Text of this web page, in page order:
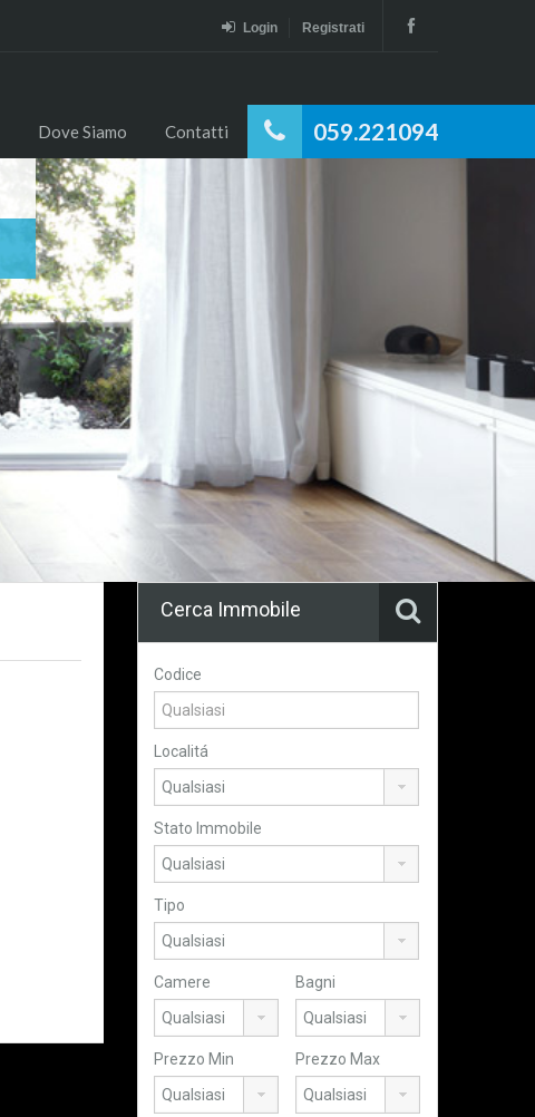
Login Registrati
059.221094
Dove Siamo Contatti
Cerca Immobile
Codice
Localitá
Stato Immobile
Tipo
Camere Bagni
Prezzo Min Prezzo Max